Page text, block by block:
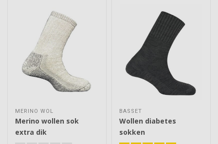
MERINO WOL
Merino wollen sok
extra dik
BASSET
Wollen diabetes
sokken